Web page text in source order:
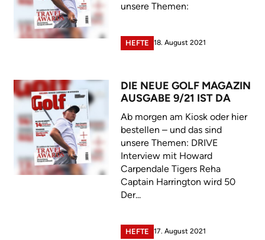
unsere Themen:
HEFTE 18. August 2021
DIE NEUE GOLF MAGAZIN
AUSGABE 9/21 IST DA
Ab morgen am Kiosk oder hier
bestellen – und das sind
unsere Themen: DRIVE
Interview mit Howard
Carpendale Tigers Reha
Captain Harrington wird 50
Der...
HEFTE 17. August 2021